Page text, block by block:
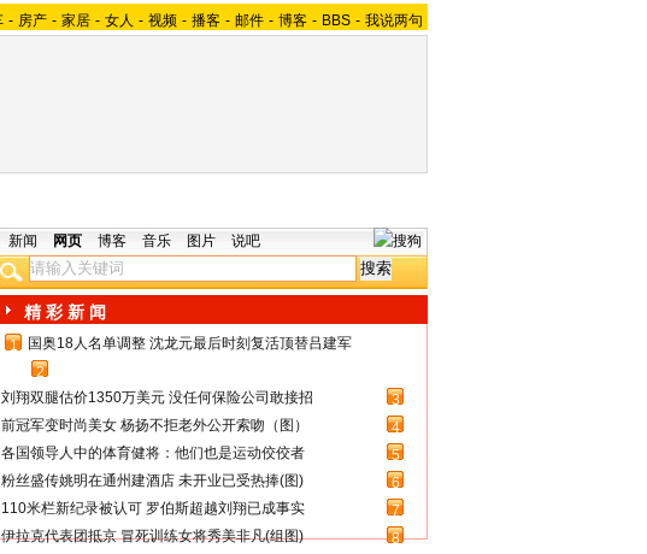
- 房产 - 家居 - 女人 - 视频 - 播客 - 邮件 - 博客 - BBS - 我说两句
新闻 网页 博客 音乐 图片 说吧
精 彩 新 闻
1
国奥18人名单调整 沈龙元最后时刻复活顶替吕建军
2
刘翔双腿估价1350万美元 没任何保险公司敢接招
3
前冠军变时尚美女 杨扬不拒老外公开索吻（图）
4
各国领导人中的体育健将：他们也是运动佼佼者
5
粉丝盛传姚明在通州建酒店 未开业已受热捧(图)
6
110米栏新纪录被认可 罗伯斯超越刘翔已成事实
7
伊拉克代表团抵京 冒死训练女将秀美非凡(组图)
8